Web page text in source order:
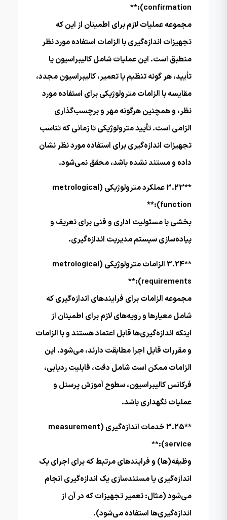
confirmation):**
مجموعه عملیات لازم برای اطمینان از این که
تجهیزات اندازه‌گیری با الزامات استفاده مورد نظر
منطبق است. این عملیات شامل کالیبراسیون یا
تأیید، هر گونه تنظیم یا تعمیر، کالیبراسیون مجدد،
مقایسه با الزامات مترولوژیکی برای استفاده مورد
نظر، و همچنین هرگونه مهر و برچسب‌گذاری
الزامی است. تأیید مترولوژیکی تا زمانی که تناسب
تجهیزات اندازه‌گیری برای استفاده مورد نظر نشان
داده و مستند نشده باشد، محقق نمی‌شود.
**3.23 عملکرد مترولوژیکی (metrological
function):**
بخشی با مسئولیت اداری و فنی برای تعریف و
پیاده‌سازی سیستم مدیریت اندازه‌گیری.
**3.24 الزامات مترولوژیکی (metrological
requirements):**
مجموعه الزامات برای فرایندهای اندازه‌گیری که
شامل معیارها و رویه‌های لازم برای اطمینان از
اینکه اندازه‌گیری‌ها قابل اعتماد هستند و با الزامات
و مقررات قابل اجرا مطابقت دارند، می‌شود. این
الزامات ممکن است شامل دقت، قابلیت ردیابی،
فرکانس کالیبراسیون، سطوح آموزش پرسنل و
عملیات نگهداری باشد.
**3.25 خدمات اندازه‌گیری (measurement
service):**
وظیفه(ها) و فرایندهای مرتبط که برای اجرای یک
اندازه‌گیری یا مستندسازی یک اندازه‌گیری انجام
می‌شود (مثال: تعمیر تجهیزات که در آن از
اندازه‌گیری‌ها استفاده می‌شود).